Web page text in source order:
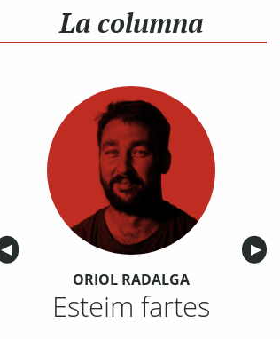
La columna
Anterior
◀︎ ▶︎
ORIOL RADALGA
Esteim fartes